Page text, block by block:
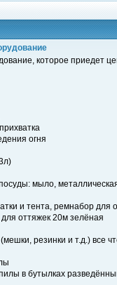
которое приедет
огня
мыло,
и тента, ремнабор для
оттяжек 20м зелёная
резинки и т.д.) все
в бутылках